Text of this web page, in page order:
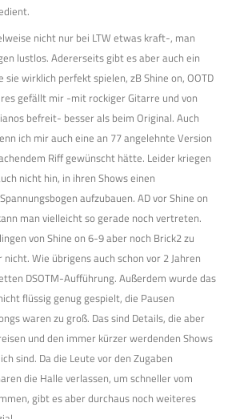
nicht nur bei LTW etwas kraft-, man
lustlos. Adererseits gibt es aber auch ein
sie wirklich perfekt spielen, zB Shine on, OOTD
gefällt mir -mit rockiger Gitarre und von
befreit- besser als beim Original. Auch
ich mir auch eine an 77 angelehnte Version
Riff gewünscht hätte. Leider kriegen
nicht hin, in ihren Shows einen
aufzubauen. AD vor Shine on
man vielleicht so gerade noch vertreten.
von Shine on 6-9 aber noch Brick2 zu
Wie übrigens auch schon vor 2 Jahren
DSOTM-Aufführung. Außerdem wurde das
flüssig genug gespielt, die Pausen
waren zu groß. Das sind Details, die aber
und den immer kürzer werdenden Shows
sind. Da die Leute vor den Zugaben
die Halle verlassen, um schneller vom
gibt es aber durchaus noch weiteres